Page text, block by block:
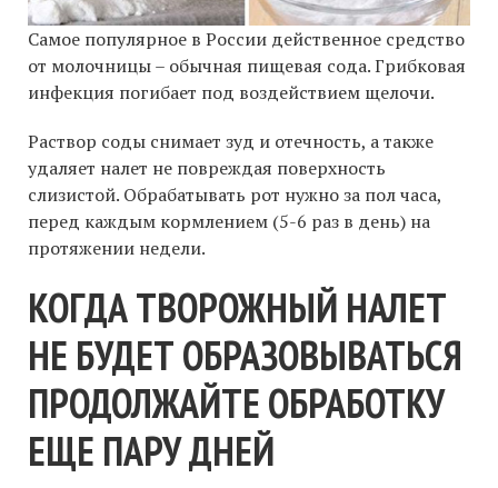
Самое популярное в России действенное средство
от молочницы – обычная пищевая сода. Грибковая
инфекция погибает под воздействием щелочи.
Раствор соды снимает зуд и отечность, а также
удаляет налет не повреждая поверхность
слизистой. Обрабатывать рот нужно за пол часа,
перед каждым кормлением (5-6 раз в день) на
протяжении недели.
КОГДА ТВОРОЖНЫЙ НАЛЕТ
НЕ БУДЕТ ОБРАЗОВЫВАТЬСЯ
ПРОДОЛЖАЙТЕ ОБРАБОТКУ
ЕЩЕ ПАРУ ДНЕЙ